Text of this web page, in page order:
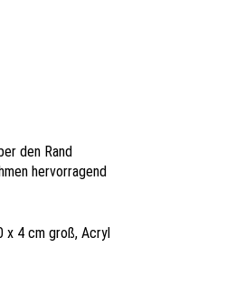
den Rand
hervorragend
x 4 cm groß, Acryl